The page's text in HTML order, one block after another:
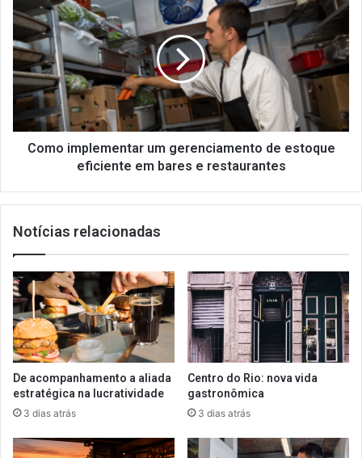
implementar
um
gerenciamento
de
estoque
eficiente
em
bares
Como implementar um gerenciamento de estoque
eficiente em bares e restaurantes
Notícias relacionadas
De acompanhamento a aliada
estratégica na lucratividade
3 dias atrás
Centro do Rio: nova vida
gastronômica
3 dias atrás